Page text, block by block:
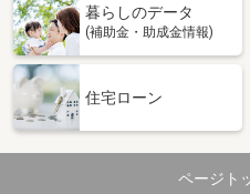
暮らしのデータ
(補助金・助成金情報)
住宅ローン
ページト